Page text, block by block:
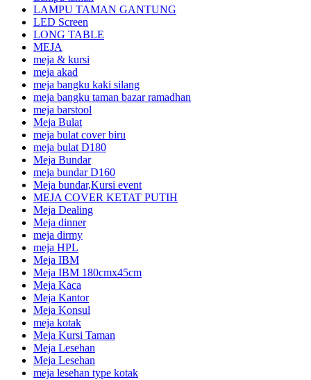
LAMPU TAMAN GANTUNG
LED Screen
LONG TABLE
MEJA
meja & kursi
meja akad
meja bangku kaki silang
meja bangku taman bazar ramadhan
meja barstool
Meja Bulat
meja bulat cover biru
meja bulat D180
Meja Bundar
meja bundar D160
Meja bundar,Kursi event
MEJA COVER KETAT PUTIH
Meja Dealing
Meja dinner
meja dirmy
meja HPL
Meja IBM
Meja IBM 180cmx45cm
Meja Kaca
Meja Kantor
Meja Konsul
meja kotak
Meja Kursi Taman
Meja Lesehan
Meja Lesehan
meja lesehan type kotak